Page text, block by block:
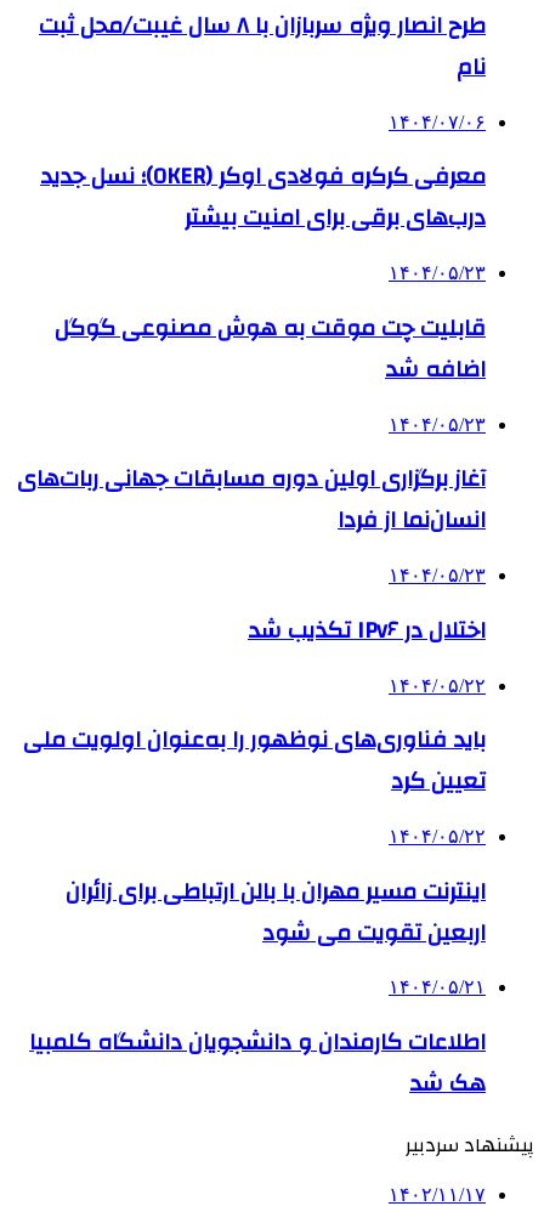
طرح انصار ویژه سربازان با ۸ سال غیبت/محل ثبت
نام
۱۴۰۴/۰۷/۰۶
معرفی کرکره فولادی اوکر (OKER)؛ نسل جدید
درب‌های برقی برای امنیت بیشتر
۱۴۰۴/۰۵/۲۳
قابلیت چت موقت به هوش مصنوعی گوگل
اضافه شد
۱۴۰۴/۰۵/۲۳
آغاز برگزاری اولین دوره مسابقات جهانی ربات‌های
انسان‌نما از فردا
۱۴۰۴/۰۵/۲۳
اختلال در IPv۶ تکذیب شد
۱۴۰۴/۰۵/۲۲
باید فناوری‌های نوظهور را به‌عنوان اولویت ملی
تعیین کرد
۱۴۰۴/۰۵/۲۲
اینترنت مسیر مهران با بالن ارتباطی برای زائران
اربعین تقویت می شود
۱۴۰۴/۰۵/۲۱
اطلاعات کارمندان و دانشجویان دانشگاه کلمبیا
هک شد
پیشنهاد سردبیر
۱۴۰۲/۱۱/۱۷